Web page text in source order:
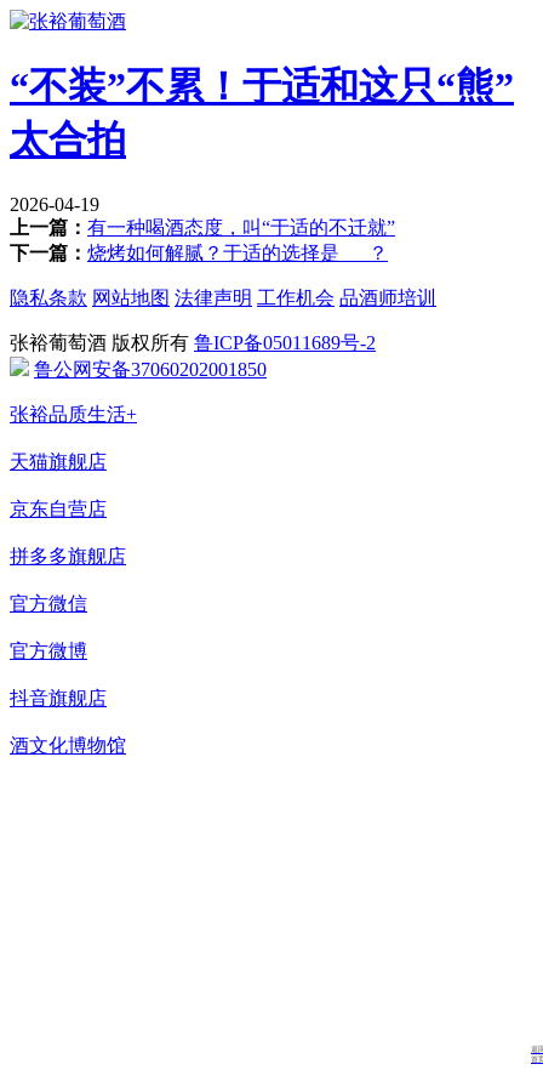
“不装”不累！于适和这只“熊”
太合拍
2026-04-19
上一篇： 有一种喝酒态度，叫“于适的不迁就”
下一篇： 烧烤如何解腻？于适的选择是___？
隐私条款 网站地图 法律声明 工作机会 品酒师培训
张裕葡萄酒 版权所有 鲁ICP备05011689号-2
鲁公网安备37060202001850
张裕品质生活+
天猫旗舰店
京东自营店
拼多多旗舰店
官方微信
官方微博
抖音旗舰店
酒文化博物馆
返
首